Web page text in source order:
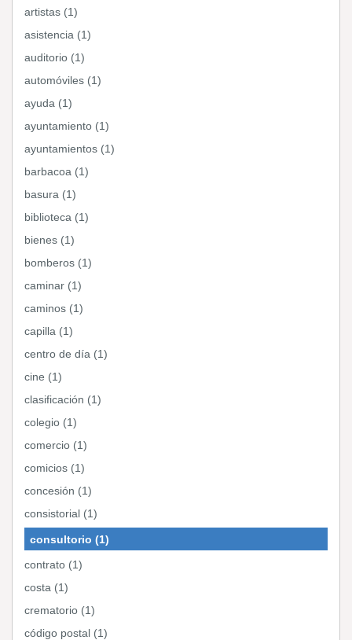
artistas (1)
asistencia (1)
auditorio (1)
automóviles (1)
ayuda (1)
ayuntamiento (1)
ayuntamientos (1)
barbacoa (1)
basura (1)
biblioteca (1)
bienes (1)
bomberos (1)
caminar (1)
caminos (1)
capilla (1)
centro de día (1)
cine (1)
clasificación (1)
colegio (1)
comercio (1)
comicios (1)
concesión (1)
consistorial (1)
consultorio (1)
contrato (1)
costa (1)
crematorio (1)
código postal (1)